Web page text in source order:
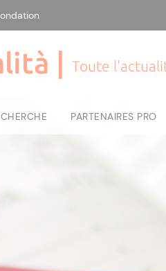
| Toute
PARTENAIRES PRO